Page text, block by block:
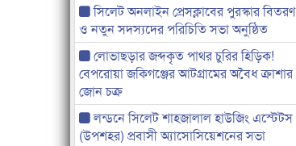
সিলেট অনলাইন প্রেসক্লাবের পুরস্কার বিতরণ
ও নতুন সদস্যদের পরিচিতি সভা অনুষ্ঠিত
লোভাছড়ার জব্দকৃত পাথর চুরির হিড়িক!
বেপরোয়া জকিগঞ্জের আটগ্রামের অবৈধ ক্রাশার
জোন চক্র
লন্ডনে সিলেট শাহজালাল হাউজিং এস্টেটস
(উপশহর) প্রবাসী অ্যাসোসিয়েশনের সভা